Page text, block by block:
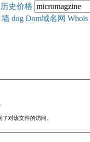
历史价格
墙 dog Dom域名网 Whois